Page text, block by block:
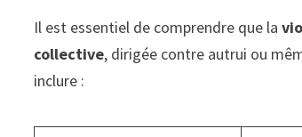
Il est essentiel de comprendre que la
collective, dirigée contre autrui ou
inclure :